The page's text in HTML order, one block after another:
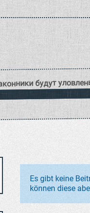
Es gibt keine
können diese